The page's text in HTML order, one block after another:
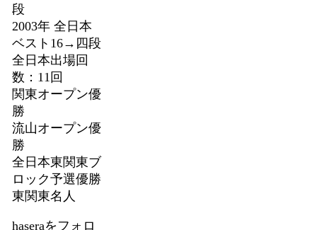
段
2003年 全日本
ベスト16→四段
全日本出場回
数：11回
関東オープン優
勝
流山オープン優
勝
全日本東関東ブ
ロック予選優勝
東関東名人
haseraをフォロ